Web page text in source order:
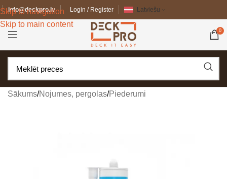
Skip to navigation
Skip to main content
info@deckpro.lv Login / Register Latviešu
0
Sākums/Nojumes, pergolas/Piederumi